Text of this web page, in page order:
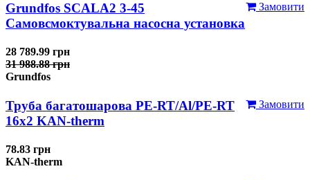
Замовити
Grundfos SCALA2 3-45
Самовсмоктувальна насосна установка
28 789.99 грн
31 988.88 грн
Grundfos
Замовити
Труба багатошарова PE-RT/Al/PE-RT
16x2 KAN-therm
78.83 грн
KAN-therm